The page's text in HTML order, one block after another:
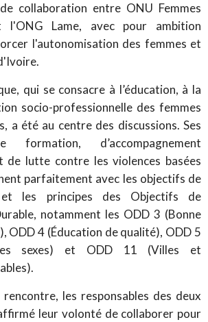
collaboration entre ONU Femmes
Lame, avec pour ambition
l'autonomisation des femmes et
qui se consacre à l’éducation, à la
socio-professionnelle des femmes
a été au centre des discussions. Ses
formation, d’accompagnement
de lutte contre les violences basées
parfaitement avec les objectifs de
et les principes des Objectifs de
notamment les ODD 3 (Bonne
ODD 4 (Éducation de qualité), ODD 5
sexes) et ODD 11 (Villes et
les responsables des deux
leur volonté de collaborer pour